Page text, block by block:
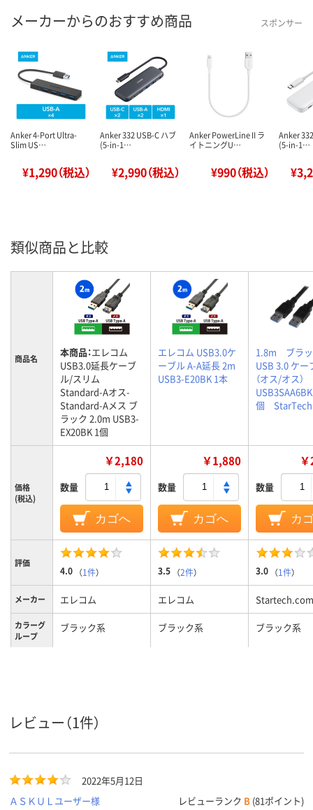
メーカーからのおすすめ商品 スポンサー
Anker 4-Port Ultra-
Slim US…
¥1,290（税込）
Anker 332 USB-C ハブ
(5-in-1…
¥2,990（税込）
Anker PowerLine II ラ
イトニングU…
¥990（税込）
Anker
(5-in-1…
類似商品と比較
商品名 本商品：エレコム
USB3.0延長ケーブ
ル/スリム
Standard-Aオス-
Standard-Aメス ブ
ラック 2.0m USB3-
EX20BK 1個
エレコム USB3.0ケ
ーブル A-A延長 2m
USB3-E20BK 1本
1.8m ブラ
USB 3.0 ケー
（オス/オス）
個
価格
(税込)
￥2,180
数量
カゴへ
￥1,880
数量
カゴへ
数量
カ
評価
4.0 （1件） 3.5 （2件） 3.0 （1件）
メーカー エレコム エレコム Startech.com
カラーグ
ループ
ブラック系 ブラック系 ブラック系
レビュー（1件）
2022年5月12日
ＡＳＫＵＬユーザー様
レビューランク B (81ポイント)